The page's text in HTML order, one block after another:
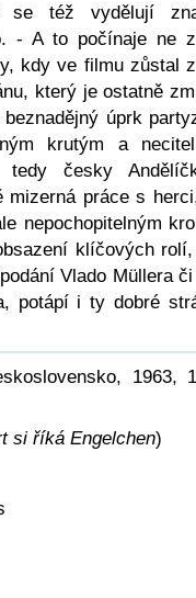
též vydělují
- A to počínaje ne
kdy ve filmu zůstal
který je ostatně
úprk
krutým a
tedy česky
mizerná práce s
nepochopitelným
klíčových
Vlado Müllera
potápí i ty dobré
1963,
si říká Engelchen)